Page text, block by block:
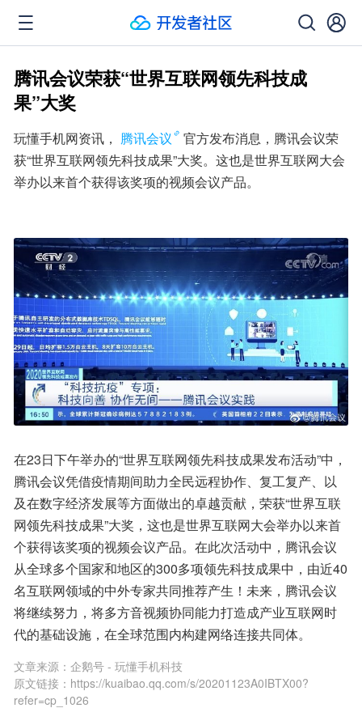
腾讯会议荣获“世界互联网领先科技成
果”大奖
玩懂手机网资讯， 腾讯会议
官方发布消息，腾讯会议荣
获“世界互联网领先科技成果”大奖。这也是世界互联网大会
举办以来首个获得该奖项的视频会议产品。
在23日下午举办的“世界互联网领先科技成果发布活动”中，
腾讯会议凭借疫情期间助力全民远程协作、复工复产、以
及在数字经济发展等方面做出的卓越贡献，荣获“世界互联
网领先科技成果”大奖，这也是世界互联网大会举办以来首
个获得该奖项的视频会议产品。在此次活动中，腾讯会议
从全球多个国家和地区的300多项领先科技成果中，由近40
名互联网领域的中外专家共同推荐产生！未来，腾讯会议
将继续努力，将多方音视频协同能力打造成产业互联网时
代的基础设施，在全球范围内构建网络连接共同体。
文章来源： 企鹅号 - 玩懂手机科技
原文链接： https://kuaibao.qq.com/s/20201123A0IBTX00?
refer=cp_1026